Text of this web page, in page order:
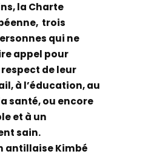
la Charte
trois
qui ne
appel pour
de leur
à l’éducation, au
santé, ou encore
et à un
sain.
antillaise Kimbé